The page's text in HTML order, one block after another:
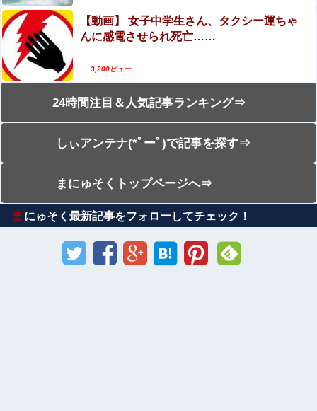
【動画】 女子中学生さん、タクシー運ちゃ
んに感電させられ死亡……
3,200ビュー
24時間注目＆人気記事ランキング⇒
しぃアンテナ(*ﾟーﾟ)で記事を探す⇒
まにゅそくトップページへ⇒
ま にゅそく最新記事をフォローしてチェック！